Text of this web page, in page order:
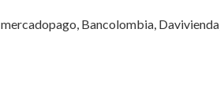
Bancolombia, Davivienda,